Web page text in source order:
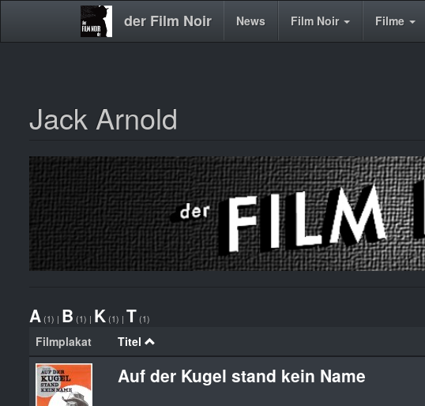
der Film Noir
Main News Film Noir Filme
Jack Arnold
A (1) | B (1) | K (1) | T (1)
Filmplakat Titel
Auf der Kugel stand kein Name